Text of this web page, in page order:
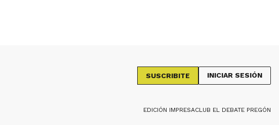
SUSCRIBITE INICIAR SESIÓN
EDICIÓN IMPRESACLUB EL DEBATE PREGÓN